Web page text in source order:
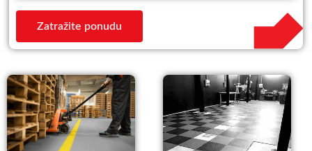
Zatražite ponudu